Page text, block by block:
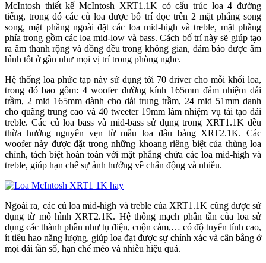
McIntosh thiết kế McIntosh XRT1.1K có cấu trúc loa 4 đường
tiếng, trong đó các củ loa được bố trí dọc trên 2 mặt phẳng song
song, mặt phẳng ngoài đặt các loa mid-high và treble, mặt phẳng
phía trong gồm các loa mid-low và bass. Cách bố trí này sẽ giúp tạo
ra âm thanh rộng và đồng đều trong không gian, đảm bảo được âm
hình tốt ở gần như mọi vị trí trong phòng nghe.
Hệ thống loa phức tạp này sử dụng tới 70 driver cho mỗi khối loa,
trong đó bao gồm: 4 woofer đường kính 165mm đảm nhiệm dải
trầm, 2 mid 165mm dành cho dải trung trầm, 24 mid 51mm danh
cho quãng trung cao và 40 tweeter 19mm làm nhiệm vụ tái tạo dải
treble. Các củ loa bass và mid-bass sử dụng trong XRT1.1K đều
thừa hưởng nguyên vẹn từ mẫu loa đầu bảng XRT2.1K. Các
woofer này được đặt trong những khoang riêng biệt của thùng loa
chính, tách biệt hoàn toàn với mặt phẳng chứa các loa mid-high và
treble, giúp hạn chế sự ảnh hưởng về chấn động và nhiễu.
Ngoài ra, các củ loa mid-high và treble của XRT1.1K cũng được sử
dụng từ mô hình XRT2.1K. Hệ thống mạch phân tần của loa sử
dụng các thành phần như tụ điện, cuộn cảm,… có độ tuyến tính cao,
ít tiêu hao năng lượng, giúp loa đạt được sự chính xác và cân bằng ở
mọi dải tần số, hạn chế méo và nhiễu hiệu quả.